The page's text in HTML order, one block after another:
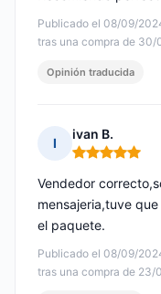
Publicado el 08/09/
tras una compra de 30/
Opinión traducida
I
ivan B.
Nota: 5 de 5
Publicado el 08/09/
tras una compra de 23/
Vendedor
mensajeria,tuve
el paquete.